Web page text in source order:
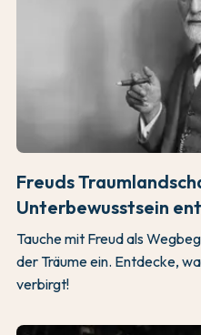
Freuds
Unterbewusstsein
Tauche mit Freud als
der Träume ein. Entdecke,
verbirgt!